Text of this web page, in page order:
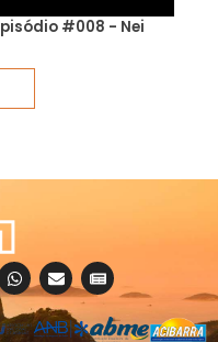
#008 - Nei